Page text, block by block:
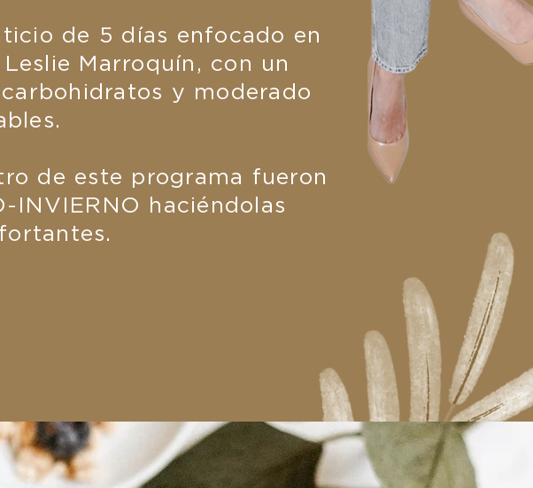
de 5 días enfocado en
Marroquín, con un
y moderado
de este programa fueron
INVIERNO haciéndolas